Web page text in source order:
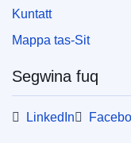
Kuntatt
Mappa tas-Sit
Segwina fuq
LinkedIn